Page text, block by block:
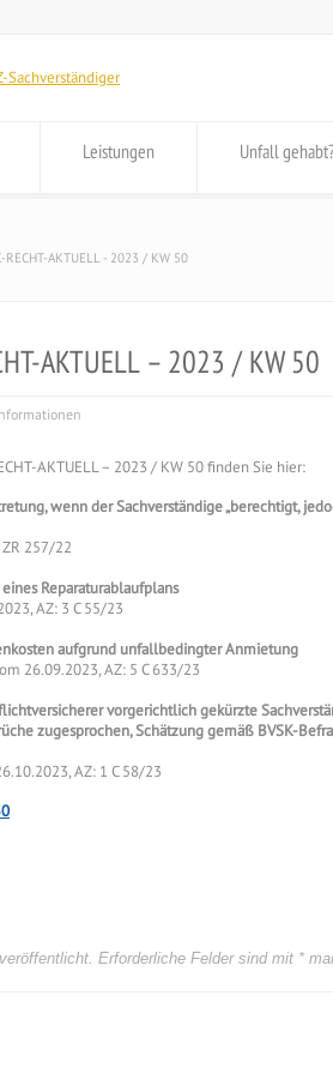
Leistungen Unfall
AKTUELL - 2023 / KW 50
AKTUELL – 2023 / KW 50
AKTUELL – 2023 / KW 50 finden Sie hier:
wenn der Sachverständige „berechtigt,
257/22
Reparaturablaufplans
AZ: 3 C 55/23
aufgrund unfallbedingter Anmietung
26.09.2023, AZ: 5 C 633/23
vorgerichtlich gekürzte
zugesprochen, Schätzung gemäß BVSK-
AZ: 1 C 58/23
Erforderliche Felder sind mit *